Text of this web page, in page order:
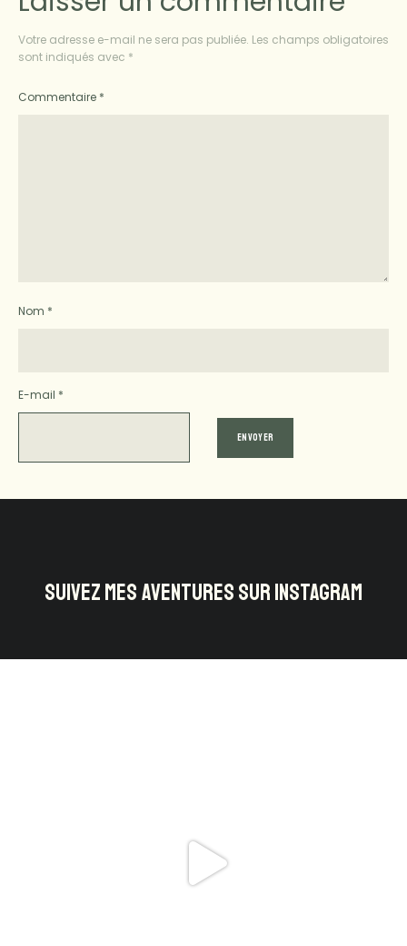
Votre adresse e-mail ne sera pas publiée. Les champs obligatoires
sont indiqués avec *
Commentaire *
Nom *
E-mail *
SUIVEZ MES AVENTURES SUR INSTAGRAM